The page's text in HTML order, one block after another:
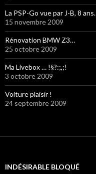
La PSP-Go vue par J-B, 8 ans.
15 novembre 2009
Rénovation BMW Z3…
25 octobre 2009
Ma Livebox … !§?:;,;!
3 octobre 2009
Voiture plaisir !
24 septembre 2009
INDÉSIRABLE BLOQUÉ